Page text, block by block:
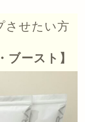
させたい方
ブースト】